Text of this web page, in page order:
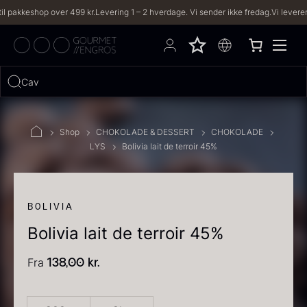
over 499 kr. Levering 1 – 2 hverdage. Vi sender ikke fredag.Vi leverer til
Caviar, trøf
Hvad leder du efter?
PRODUKTER(2,333)
2333 resultater
Shop CHOKOLADE & DESSERT
CHOKOLADE
LYS
Bolivia lait de terroir 45%
BOLIVIA
Bolivia lait de terroir 45%
Fra 138,00 kr.